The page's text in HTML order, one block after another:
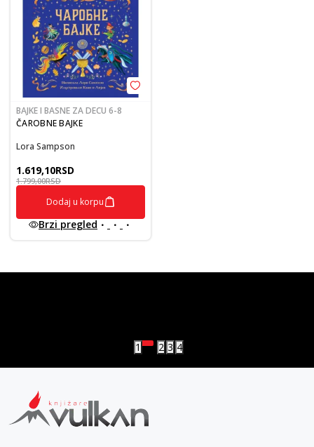
BAJKE I BASNE ZA DECU 6-8
ČAROBNE BAJKE
Lora Sampson
1.619,10RSD
1.799,00RSD
Dodaj u korpu
Brzi pregled
1 2 3 4